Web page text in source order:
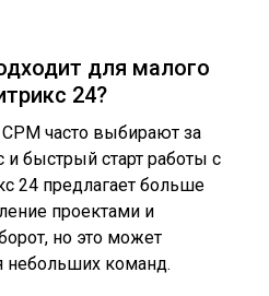
для малого
24?
часто выбирают за
и быстрый старт работы с
24 предлагает больше
проектами и
но это может
небольших команд.